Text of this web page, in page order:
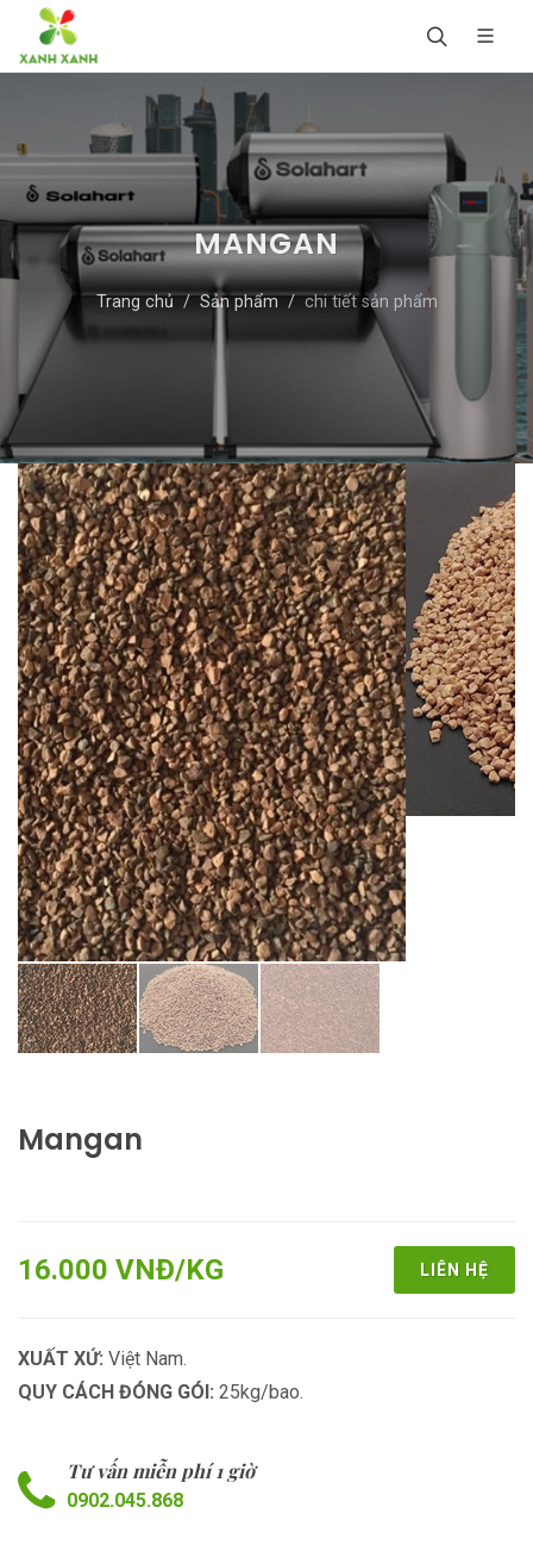
MANGAN
Trang chủ Sản phẩm chi tiết sản phẩm
Mangan
16.000 VNĐ/KG LIÊN HỆ
XUẤT XỨ: Việt Nam.
QUY CÁCH ĐÓNG GÓI: 25kg/bao.
Tư vấn miễn phí 1 giờ
0902.045.868